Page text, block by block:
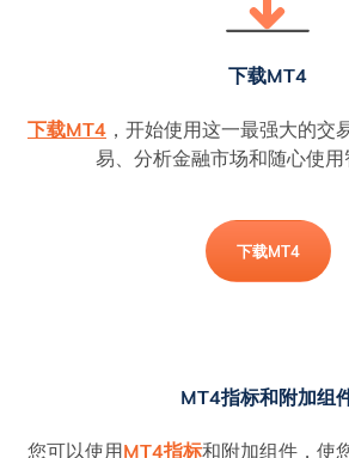
下载MT4
下载MT4 ，开始使用这一最强大的交
易、分析金融市场和随心使用
下载MT4
MT4指标和附加组
您可以使用MT4指标和附加组件，使